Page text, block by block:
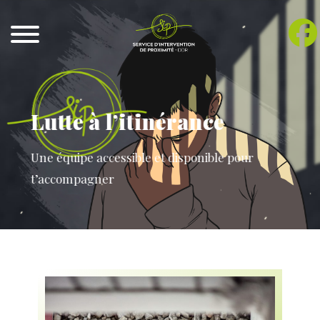
Lutte à l’itinérance
Une équipe accessible et disponible pour
t’accompagner